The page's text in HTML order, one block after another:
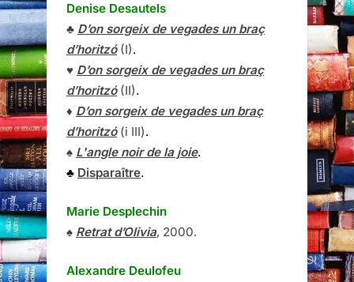
Denise Desautels
♣ D’on sorgeix de vegades un braç
d’horitzó(I).
♥ D’on sorgeix de vegades un braç
d’horitzó(II).
♦ D’on sorgeix de vegades un braç
d’horitzó(i III).
♠ L'angle noir de la joie.
♣ Disparaître.
Marie Desplechin
♠ Retrat d’Olivia, 2000.
Alexandre Deulofeu